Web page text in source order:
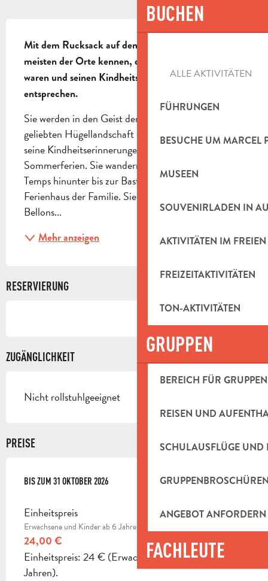
BUCHEN
ALLE AKTIVITÄTEN
FÜHRUNGEN
BESUCHE UM MARCEL
MUSEEN
SOUVENIRLADEN IN
AKTIVITÄTEN IM FREIEN
FREIZEITAKTIVITÄTEN
TON-AKTIVITÄTEN
GRUPPEN
BEREICH FÜR GRUPPEN
REISEN UND
SCHULAUSFLÜGE UND
ANGEBOT ANFORDERN
FACHLEUTE
Mit dem Rucksack auf dem Rücken lernen Sie die
meisten der Orte kennen, die Marcel Pagnol lieb
waren und seinen Kindheitserinnerungen
entsprechen.
Sie werden in den Geist der von Marcel Pagnol so
geliebten Hügellandschaft eintauchen. Erleben Sie
seine Kindheitserinnerungen mit Lili während der
Sommerferien. Sie wandern das Vallon de Passe
Temps hinunter bis zur Bastide Neuve, dem
Ferienhaus der Familie. Sie gehen den Chemin des
Bellons...
Mehr anzeigen
RESERVIERUNG
ZUGÄNGLICHKEIT
Nicht rollstuhlgeeignet
PREISE
AB11 APRIL 2026BIS ZUM 31 OKTOBER 2026
BIS ZUM 31 OKTOBER 2026
Einheitspreis
Erwachsene und Kinder ab 6 Jahren
24,00 €
Einheitspreis: 24 € (Erwachsene und Kinder ab 6
Jahren).